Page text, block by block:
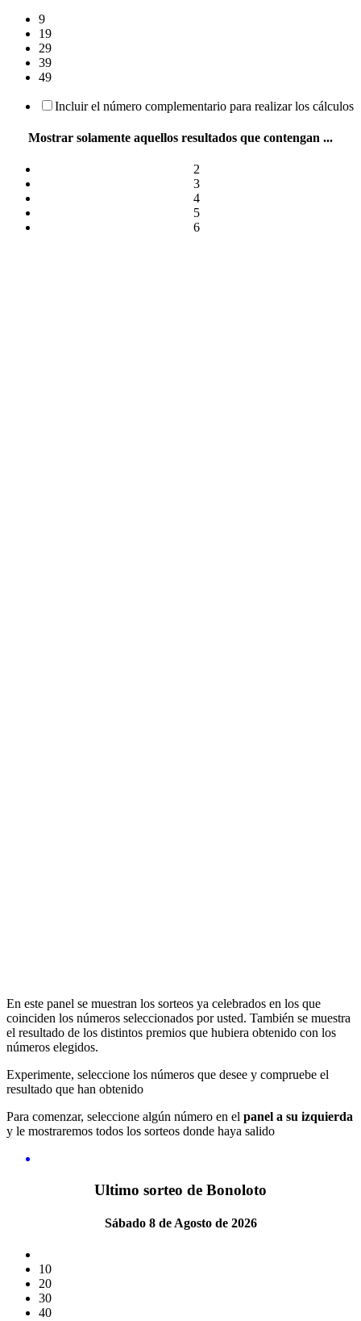
9
19
29
39
49
Incluir el número complementario para realizar los cálculos
Mostrar solamente aquellos resultados que contengan ...
2
3
4
5
6
En este panel se muestran los sorteos ya celebrados en los que
coinciden los números seleccionados por usted. También se muestra
el resultado de los distintos premios que hubiera obtenido con los
números elegidos.
Experimente, seleccione los números que desee y compruebe el
resultado que han obtenido
Para comenzar, seleccione algún número en el panel a su izquierda
y le mostraremos todos los sorteos donde haya salido
Ultimo sorteo de Bonoloto
Sábado 8 de Agosto de 2026
10
20
30
40